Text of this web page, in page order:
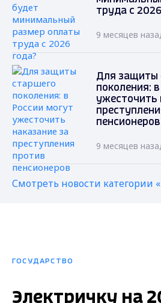
труда с
9 месяцев
Для защиты
поколения:
ужесточить
пенсионеров
9 месяцев
Смотреть новости категории
ГОСУДАРСТВО
Электричку на